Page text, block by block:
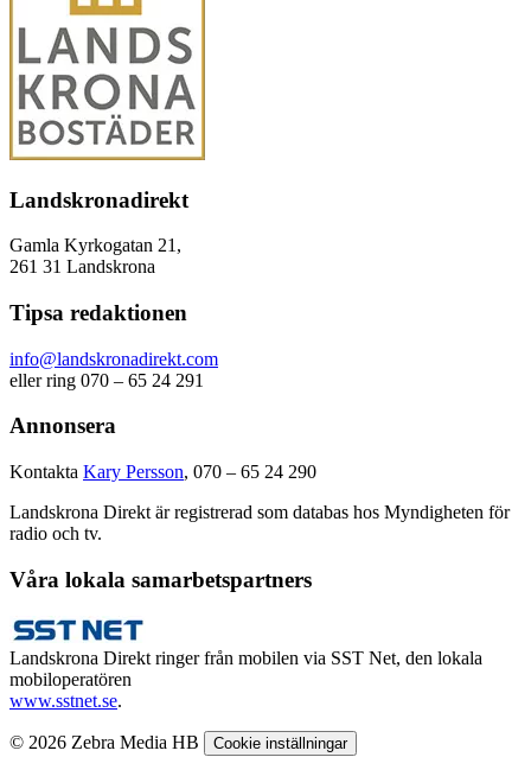
Landskronadirekt
Gamla Kyrkogatan 21,
261 31 Landskrona
Tipsa redaktionen
info@landskronadirekt.com
eller ring 070 – 65 24 291
Annonsera
Kontakta Kary Persson, 070 – 65 24 290
Landskrona Direkt är registrerad som databas hos Myndigheten för
radio och tv.
Våra lokala samarbetspartners
Landskrona Direkt ringer från mobilen via SST Net, den lokala
mobiloperatören
www.sstnet.se.
© 2026 Zebra Media HB Cookie inställningar